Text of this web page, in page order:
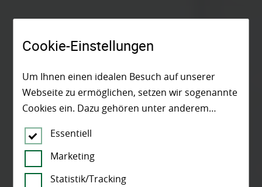
Cookie-Einstellungen
Um Ihnen einen idealen Besuch auf unserer
Webseite zu ermöglichen, setzen wir sogenannte
Cookies ein. Dazu gehören unter anderem
reibungslosen Betrieb unserer kommerziellen
Unternehmensseite notwendig sind. Zusätzlich
verwenden wir Cookies zur anonymen Erhebung
Essentiell
Marketing
Statistik/Tracking